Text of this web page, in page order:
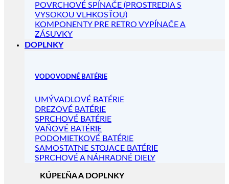
POVRCHOVÉ SPÍNAČE (PROSTREDIA S
VYSOKOU VLHKOSŤOU)
KOMPONENTY PRE RETRO VYPÍNAČE A
ZÁSUVKY
DOPLNKY
VODOVODNÉ BATÉRIE
UMÝVADLOVÉ BATÉRIE
DREZOVÉ BATÉRIE
SPRCHOVÉ BATÉRIE
VAŇOVÉ BATÉRIE
PODOMIETKOVÉ BATÉRIE
SAMOSTATNE STOJACE BATÉRIE
SPRCHOVÉ A NÁHRADNÉ DIELY
KÚPEĽŇA A DOPLNKY